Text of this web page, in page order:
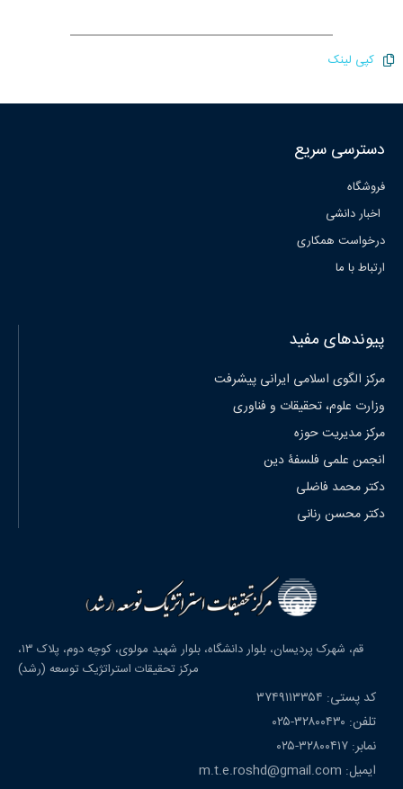
کپی لینک
دسترسی سریع
فروشگاه
اخبار دانشی
درخواست همکاری
ارتباط با ما
پیوندهای مفید
مرکز الگوی اسلامی ایرانی پیشرفت
وزارت علوم، تحقیقات و فناوری
مرکز مدیریت حوزه
انجمن علمی فلسفۀ دین
دکتر محمد فاضلی
دکتر محسن رنانی
قم، شهرک پردیسان، بلوار دانشگاه، بلوار شهید مولوی، کوچه دوم، پلاک ۱۳،
مرکز تحقیقات استراتژیک توسعه (رشد)
کد پستی: ۳۷۴۹۱۱۳۳۵۴
تلفن: ۳۲۸۰۰۴۳۰-۰۲۵
نمابر: ۳۲۸۰۰۴۱۷-۰۲۵
ایمیل: m.t.e.roshd@gmail.com